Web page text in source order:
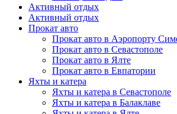
Активный отдых
Активный отдых
Прокат авто
Прокат авто в Аэропорту
Прокат авто в Севастополе
Прокат авто в Ялте
Прокат авто в Евпатории
Яхты и катера
Яхты и катера в Севастополе
Яхты и катера в Балаклаве